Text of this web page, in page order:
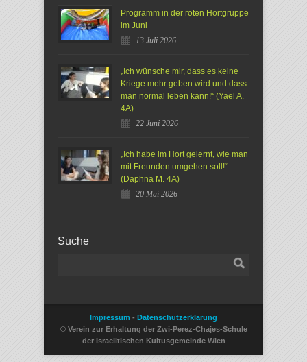
Programm in der roten Hortgruppe
im Juni
13 Juli 2026
„Ich wünsche mir, dass es keine
Kriege mehr geben wird und dass
man normal leben kann!“ (Yael A.
4A)
22 Juni 2026
„Ich habe im Hort gelernt, wie man
mit Freunden umgehen soll!“
(Daphna M. 4A)
20 Mai 2026
Suche
Impressum - Datenschutzerklärung
© Verein zur Erhaltung der Zwi-Perez-Chajes-Schule
der Israelitischen Kultusgemeinde Wien